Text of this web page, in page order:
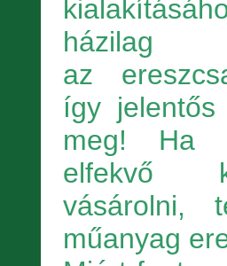
házilag
az
így jelentős
meg! Ha
elfekvő
vásárolni,
műanyag